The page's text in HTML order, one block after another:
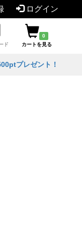
ログイン
ド
0
カートを見る
プレゼント！